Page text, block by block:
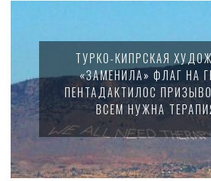
ТУРКО-КИПРСКАЯ
«ЗАМЕНИЛА» ФЛАГ НА
ПЕНТАДАКТИЛОС
ВСЕМ НУЖНА